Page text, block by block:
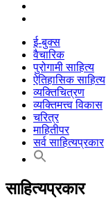
ई-बुक्स
वैचारिक
पुरोगामी साहित्य
ऐतिहासिक साहित्य
व्यक्तिचित्रण
व्यक्तिमत्त्व विकास
चरित्र
माहितीपर
सर्व साहित्यप्रकार
साहित्यप्रकार